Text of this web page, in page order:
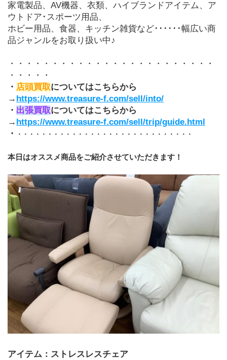
家電製品、AV機器、衣類、ハイブランドアイテム、ア
ウトドア･スポーツ用品、
ホビー用品、食器、キッチン雑貨など･･････幅広い商
品ジャンルをお取り扱い中♪
・・・・・・・・・・・・・・・・・・・・・・・・
・・・・・
・ 店頭買取についてはこちらから
→ https://www.treasure-f.com/sell/into/
・ 出張買取についてはこちらから
→ https://www.treasure-f.com/sell/trip/guide.html
・
・・・・・・・・・・・・・・・・・・・・・・・・・・・・・
本日はオススメ商品をご紹介させていただきます！
アイテム：ストレスレスチェア